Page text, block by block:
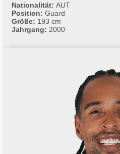
Nationalität: AUT
Position: Guard
Größe: 193 cm
Jahrgang: 2000